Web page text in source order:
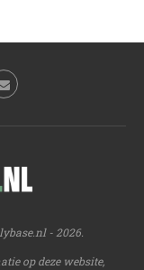
- 2026.
op deze website,